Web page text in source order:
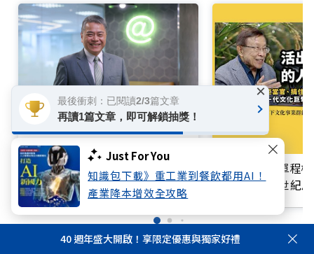
Just For You
知識包下載》重工業到餐飲都用AI！
產業降本增效全攻略
迎戰金控 2.0！從數位銀行到 AI
原生銀行，玉山走在金融轉型最
前線
買不起的「單程
響台灣近半世紀
40 週年盛大開啟！享限定優惠與獨家好禮
最後衝刺：已閱讀2/3篇文章
再讀1篇文章，即可解鎖抽獎！
×